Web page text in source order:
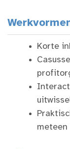
Korte
meteen